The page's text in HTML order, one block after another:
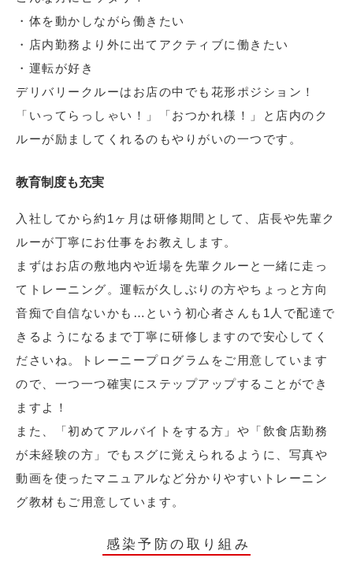
・体を動かしながら働きたい
・店内勤務より外に出てアクティブに働きたい
・運転が好き
デリバリークルーはお店の中でも花形ポジション！
「いってらっしゃい！」「おつかれ様！」と店内のク
ルーが励ましてくれるのもやりがいの一つです。
教育制度も充実
入社してから約1ヶ月は研修期間として、店長や先輩ク
ルーが丁寧にお仕事をお教えします。
まずはお店の敷地内や近場を先輩クルーと一緒に走っ
てトレーニング。運転が久しぶりの方やちょっと方向
音痴で自信ないかも…という初心者さんも1人で配達で
きるようになるまで丁寧に研修しますので安心してく
ださいね。トレーニープログラムをご用意しています
ので、一つ一つ確実にステップアップすることができ
ますよ！
また、「初めてアルバイトをする方」や「飲食店勤務
が未経験の方」でもスグに覚えられるように、写真や
動画を使ったマニュアルなど分かりやすいトレーニン
グ教材もご用意しています。
感染予防の取り組み